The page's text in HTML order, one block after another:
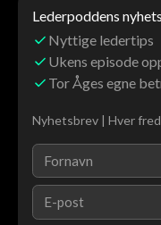
Lederpoddens
Nyttige ledertips
Ukens episode
Tor Åges egne
Nyhetsbrev | Hver